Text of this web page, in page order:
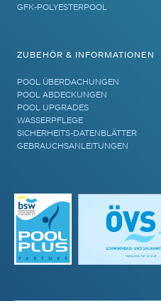
GFK-POLYESTERPOOL
ZUBEHÖR & INFORMATIONEN
POOL ÜBERDACHUNGEN
POOL ABDECKUNGEN
POOL UPGRADES
WASSERPFLEGE
SICHERHEITS-DATENBLÄTTER
GEBRAUCHSANLEITUNGEN